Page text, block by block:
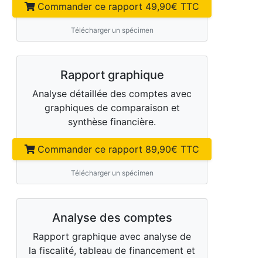
Commander ce rapport 49,90€ TTC
Télécharger un spécimen
Rapport graphique
Analyse détaillée des comptes avec
graphiques de comparaison et
synthèse financière.
Commander ce rapport 89,90€ TTC
Télécharger un spécimen
Analyse des comptes
Rapport graphique avec analyse de
la fiscalité, tableau de financement et